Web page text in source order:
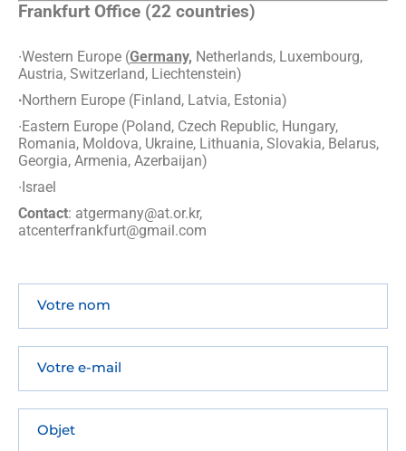
Frankfurt Office (22 countries)
∙Western Europe (Germany, Netherlands, Luxembourg,
Austria, Switzerland, Liechtenstein)
∙Northern Europe (Finland, Latvia, Estonia)
∙Eastern Europe (Poland, Czech Republic, Hungary,
Romania, Moldova, Ukraine, Lithuania, Slovakia, Belarus,
Georgia, Armenia, Azerbaijan)
∙Israel
Contact: atgermany@at.or.kr,
atcenterfrankfurt@gmail.com